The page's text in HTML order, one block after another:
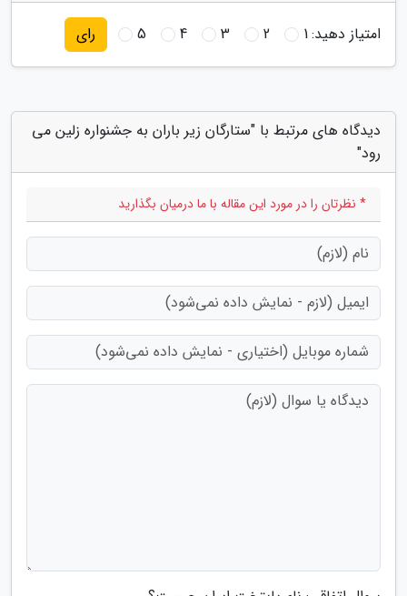
امتیاز دهید:1
2
3
4
5 رای
دیدگاه های مرتبط با "ستارگان زیر باران به جشنواره زلین می
رود"
* نظرتان را در مورد این مقاله با ما درمیان بگذارید